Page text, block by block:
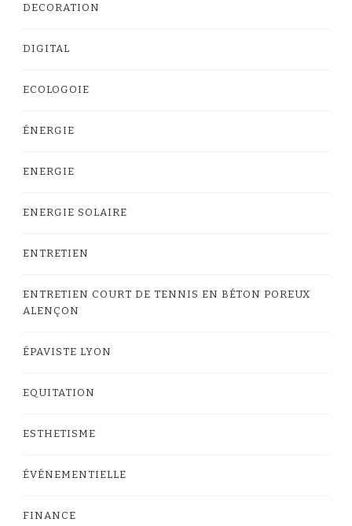
DECORATION
DIGITAL
ECOLOGOIE
ÉNERGIE
ENERGIE
ENERGIE SOLAIRE
ENTRETIEN
ENTRETIEN COURT DE TENNIS EN BÉTON POREUX
ALENÇON
ÉPAVISTE LYON
EQUITATION
ESTHETISME
ÉVÉNEMENTIELLE
FINANCE